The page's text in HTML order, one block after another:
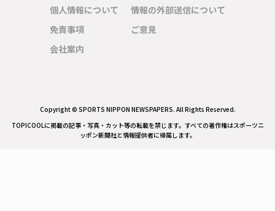
個人情報について
免責事項
会社案内
情報の外部送信について
ご意見
Copyright © SPORTS NIPPON NEWSPAPERS. All Rights Reserved.
TOPICOOLに掲載の記事・写真・カット等の転載を禁じます。すべての著作権はスポーツニ
ッポン新聞社と情報提供者に帰属します。